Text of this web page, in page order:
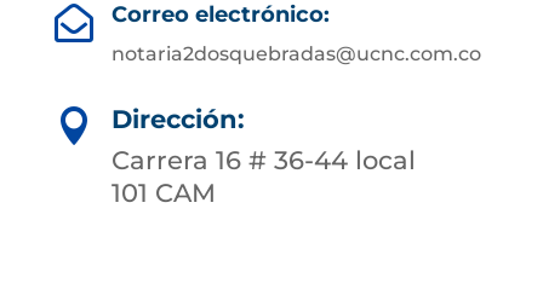
 Correo electrónico:
notaria2dosquebradas@ucnc.com.co

Dirección:
Carrera 16 # 36-44 local
101 CAM